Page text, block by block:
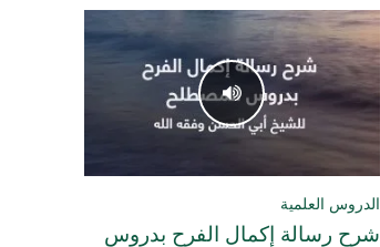
الدروس العلمية
شرح رسالة إكمال الفرح بدروس